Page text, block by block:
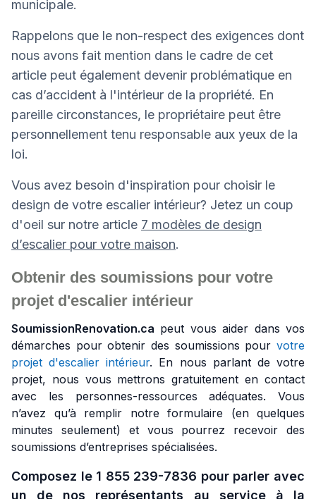
municipale.
Rappelons que le non-respect des exigences dont
nous avons fait mention dans le cadre de cet
article peut également devenir problématique en
cas d’accident à l'intérieur de la propriété. En
pareille circonstances, le propriétaire peut être
personnellement tenu responsable aux yeux de la
loi.
Vous avez besoin d'inspiration pour choisir le
design de votre escalier intérieur? Jetez un coup
d'oeil sur notre article 7 modèles de design
d’escalier pour votre maison.
Obtenir des soumissions pour votre
projet d'escalier intérieur
SoumissionRenovation.ca peut vous aider dans vos
démarches pour obtenir des soumissions pour votre
projet d'escalier intérieur. En nous parlant de votre
projet, nous vous mettrons gratuitement en contact
avec les personnes-ressources adéquates. Vous
n’avez qu’à remplir notre formulaire (en quelques
minutes seulement) et vous pourrez recevoir des
soumissions d’entreprises spécialisées.
Composez le 1 855 239-7836 pour parler avec
un de nos représentants au service à la